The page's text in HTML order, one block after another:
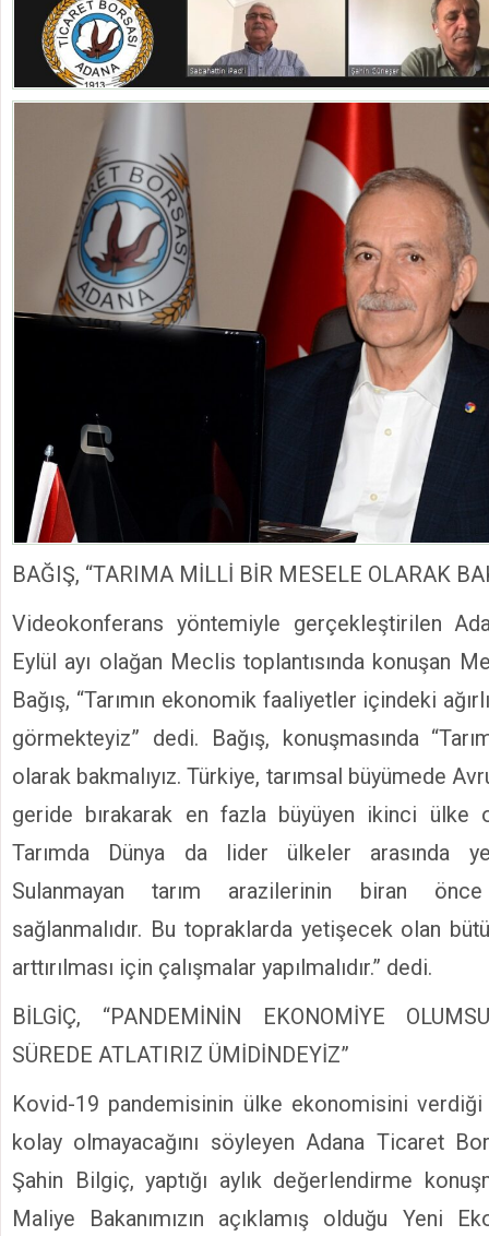
BAĞIŞ, “TARIMA MİLLİ BİR MESELE OLARAK
Videokonferans yöntemiyle gerçekleştirilen
Eylül ayı olağan Meclis toplantısında konuşan
Bağış, “Tarımın ekonomik faaliyetler içindeki
görmekteyiz” dedi. Bağış, konuşmasında
olarak bakmalıyız. Türkiye, tarımsal büyümede
geride bırakarak en fazla büyüyen ikinci ülke
Tarımda Dünya da lider ülkeler arasında
Sulanmayan tarım arazilerinin biran
sağlanmalıdır. Bu topraklarda yetişecek olan
arttırılması için çalışmalar yapılmalıdır.” dedi.
BİLGİÇ, “PANDEMİNİN EKONOMİYE
SÜREDE ATLATIRIZ ÜMİDİNDEYİZ”
Kovid-19 pandemisinin ülke ekonomisini verdiği
kolay olmayacağını söyleyen Adana Ticaret
Şahin Bilgiç, yaptığı aylık değerlendirme
Maliye Bakanımızın açıklamış olduğu Yeni